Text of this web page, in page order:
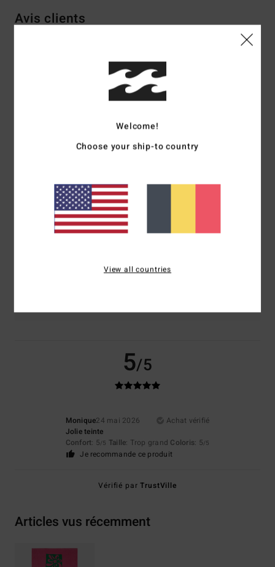
Avis clients
Note moyenne
5.0/5
100% de nos clients recommandent ce produit
5.0
NaN
Taille
5/5
Monique24 mai 2026
Achat vérifié
Jolie teinte
Confort: 5/5 Taille: Trop grand Coloris: 5/5
Je recommande ce produit
Vérifié parTrustVille
Articles vus récemment
Welcome!
Choose your ship-to country
View all countries